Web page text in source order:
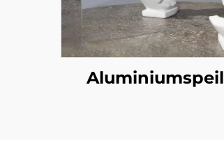
Aluminiumspeil